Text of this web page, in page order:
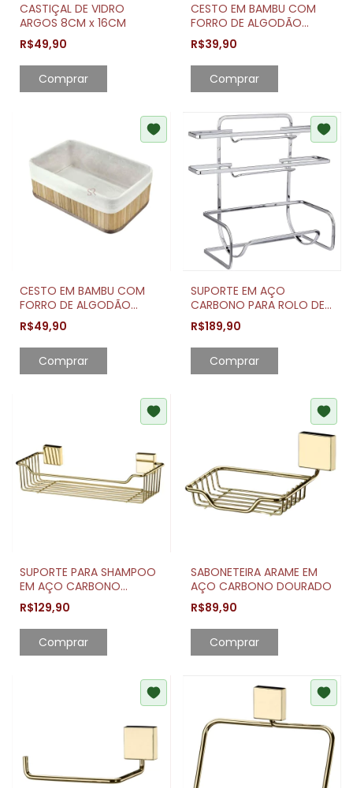
CASTIÇAL DE VIDRO
ARGOS 8CM x 16CM
R$49,90
Comprar
CESTO EM BAMBU COM
FORRO DE ALGODÃO
PEQUENO
R$39,90
Comprar
CESTO EM BAMBU COM
FORRO DE ALGODÃO
MÉDIO
R$49,90
Comprar
SUPORTE EM AÇO
CARBONO PARA ROLO DE
PAPEL TOALHA, ALUMÍNIO E
PVC
R$189,90
Comprar
SUPORTE PARA SHAMPOO
EM AÇO CARBONO
DOURADO
R$129,90
Comprar
SABONETEIRA ARAME EM
AÇO CARBONO DOURADO
R$89,90
Comprar